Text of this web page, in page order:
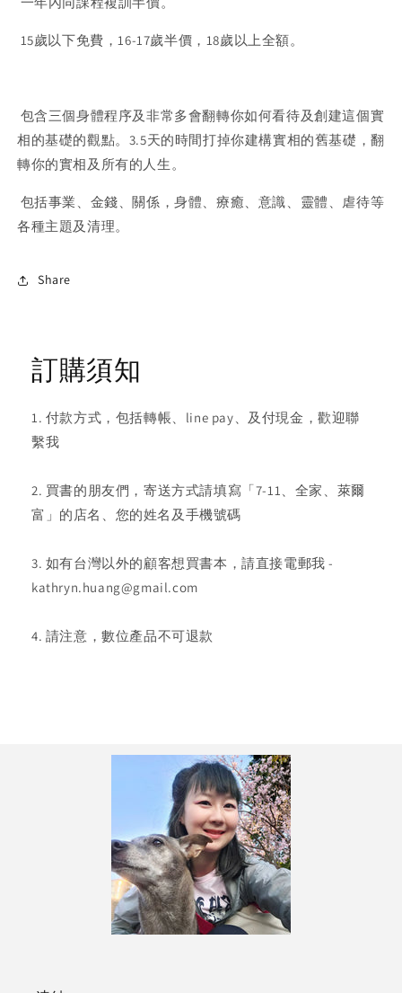
15歲以下免費，16-17歲半價，18歲以上全額。
包含三個身體程序及非常多會翻轉你如何看待及創建這個實
相的基礎的觀點。3.5天的時間打掉你建構實相的舊基礎，翻
轉你的實相及所有的人生。
包括事業、金錢、關係，身體、療癒、意識、靈體、虐待等
各種主題及清理。
Share
訂購須知
1. 付款方式，包括轉帳、line pay、及付現金，歡迎聯
繫我
2. 買書的朋友們，寄送方式請填寫「7-11、全家、萊爾
富」的店名、您的姓名及手機號碼
3. 如有台灣以外的顧客想買書本，請直接電郵我 -
kathryn.huang@gmail.com
4. 請注意，數位產品不可退款